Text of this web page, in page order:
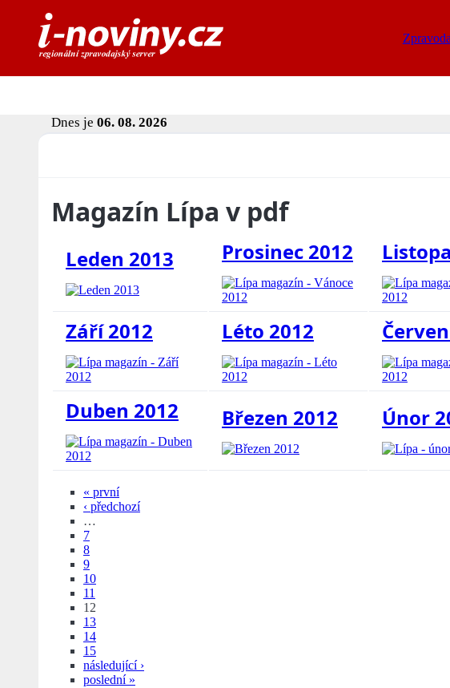
Dnes je 06. 08. 2026
Magazín Lípa v pdf
Leden 2013 Prosinec 2012
Září 2012 Léto 2012
Duben 2012 Březen 2012 Únor
« první
‹ předchozí
…
7
8
9
10
11
12
13
14
15
následující ›
poslední »